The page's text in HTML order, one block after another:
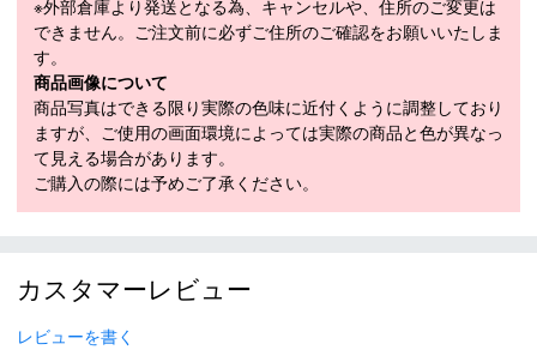
RADIUS（m）
170cm（14m）
WEIGHT（1/2g）
ブーツソール規格
アルペン規格 (ISO5355) GRIP WALK
(ISO23223)
セットビンディン
グ・解放値
（DIN）
M11 GW RACE (DIN : 3.5-11)
モデル年
※外部倉庫より発送となる為、キャンセルや、住所のご変更は
できません。ご注文前に必ずご住所のご確認をお願いいたしま
す。
商品画像について
商品写真はできる限り実際の色味に近付くように調整しており
ますが、ご使用の画面環境によっては実際の商品と色が異なっ
て見える場合があります。
ご購入の際には予めご了承ください。
カスタマーレビュー
レビューを書く